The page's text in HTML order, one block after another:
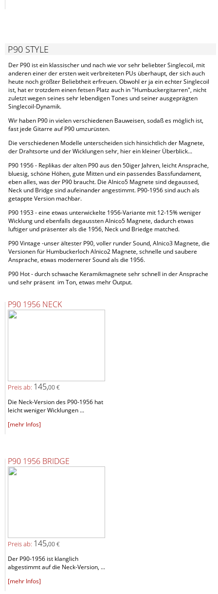
P90 STYLE
Der P90 ist ein klassischer und nach wie vor sehr beliebter Singlecoil, mit
anderen einer der ersten weit verbreiteten PUs überhaupt, der sich auch
heute noch größter Beliebtheit erfreuen. Obwohl er ja ein echter Singlecoil
ist, hat er trotzdem einen fetsen Platz auch in "Humbuckergitarren", nicht
zuletzt wegen seines sehr lebendigen Tones und seiner ausgeprägten
Singlecoil-Dynamik.
Wir haben P90 in vielen verschiedenen Bauweisen, sodaß es möglich ist,
fast jede Gitarre auf P90 umzurüsten.
Die verschiedenen Modelle unterscheiden sich hinsichtlich der Magnete,
der Drahtsorte und der Wicklungen sehr, hier ein kleiner Überblick...
P90 1956 - Replikas der alten P90 aus den 50iger Jahren, leicht Ansprache,
bluesig, schöne Höhen, gute Mitten und ein passendes Bassfundament,
eben alles, was der P90 braucht. Die Alnico5 Magnete sind degaussed,
Neck und Bridge sind aufeinander angestimmt. P90-1956 sind auch als
getappte Version machbar.
P90 1953 - eine etwas unterwickelte 1956-Variante mit 12-15% weniger
Wicklung und ebenfalls degaussten Alnico5 Magnete, dadurch etwas
luftiger und präsenter als die 1956, Neck und Briedge matched.
P90 Vintage -unser ältester P90, voller runder Sound, Alnico3 Magnete, die
Versionen für Humbuckerloch Alnico2 Magnete, schnelle und saubere
Ansprache, etwas modernerer Sound als die 1956.
P90 Hot - durch schwache Keramikmagnete sehr schnell in der Ansprache
und sehr präsent im Ton, etwas mehr Output.
P90 1956 NECK
Preis ab: 145,00 €
Die Neck-Version des P90-1956 hat
leicht weniger Wicklungen ...
[mehr Infos]
P90 1956 BRIDGE
Preis ab: 145,00 €
Der P90-1956 ist klanglich
abgestimmt auf die Neck-Version, ...
[mehr Infos]